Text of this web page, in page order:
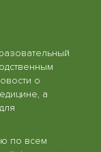
о
а
по всем